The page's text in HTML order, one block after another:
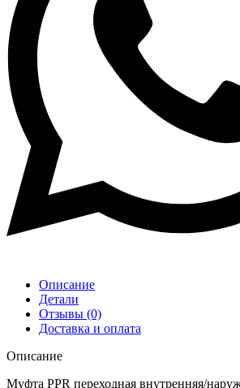
Описание
Детали
Отзывы (0)
Доставка и оплата
Описание
Муфта PPR переходная внутренняя/